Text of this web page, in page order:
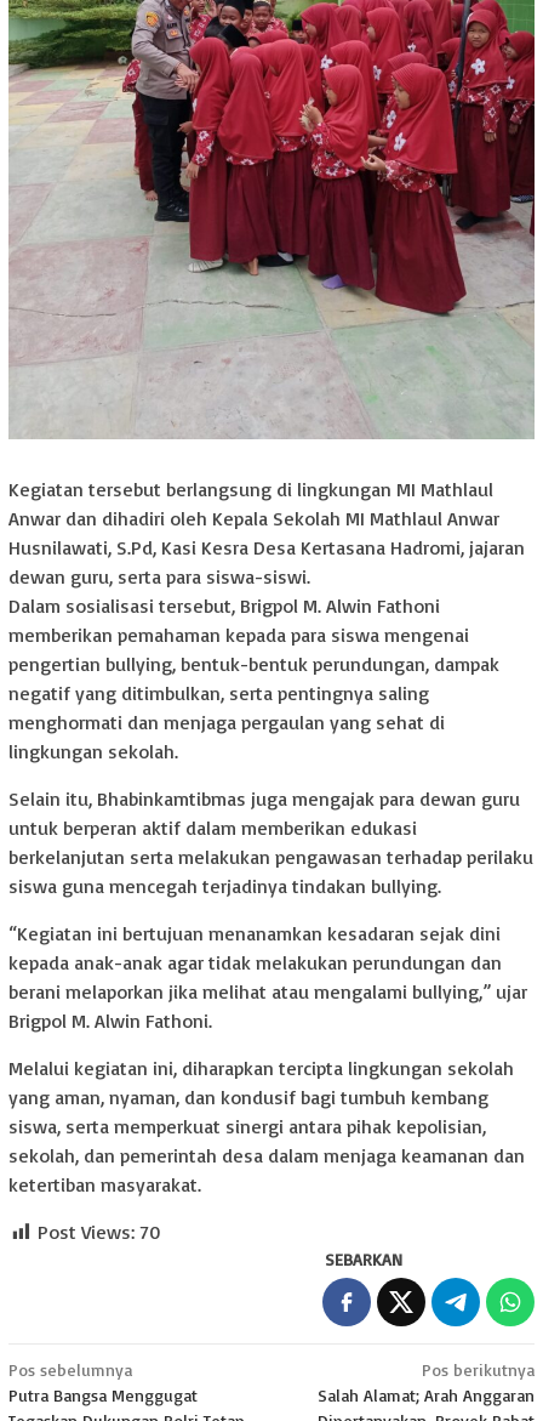
Kegiatan tersebut berlangsung di lingkungan MI Mathlaul
Anwar dan dihadiri oleh Kepala Sekolah MI Mathlaul Anwar
Husnilawati, S.Pd, Kasi Kesra Desa Kertasana Hadromi, jajaran
dewan guru, serta para siswa-siswi.
Dalam sosialisasi tersebut, Brigpol M. Alwin Fathoni
memberikan pemahaman kepada para siswa mengenai
pengertian bullying, bentuk-bentuk perundungan, dampak
negatif yang ditimbulkan, serta pentingnya saling
menghormati dan menjaga pergaulan yang sehat di
lingkungan sekolah.
Selain itu, Bhabinkamtibmas juga mengajak para dewan guru
untuk berperan aktif dalam memberikan edukasi
berkelanjutan serta melakukan pengawasan terhadap perilaku
siswa guna mencegah terjadinya tindakan bullying.
“Kegiatan ini bertujuan menanamkan kesadaran sejak dini
kepada anak-anak agar tidak melakukan perundungan dan
berani melaporkan jika melihat atau mengalami bullying,” ujar
Brigpol M. Alwin Fathoni.
Melalui kegiatan ini, diharapkan tercipta lingkungan sekolah
yang aman, nyaman, dan kondusif bagi tumbuh kembang
siswa, serta memperkuat sinergi antara pihak kepolisian,
sekolah, dan pemerintah desa dalam menjaga keamanan dan
ketertiban masyarakat.
Post Views: 70
SEBARKAN
Navigasi
pos
Pos sebelumnya
Putra Bangsa Menggugat
Pos berikutnya
Salah Alamat; Arah Anggaran